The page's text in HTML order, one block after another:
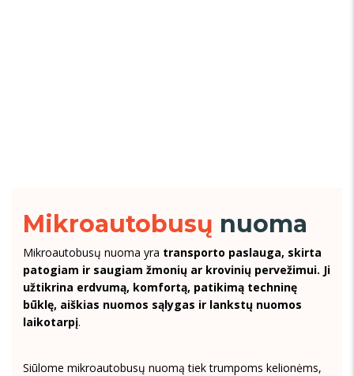
Mikroautobusų nuoma
Mikroautobusų nuoma yra transporto paslauga, skirta
patogiam ir saugiam žmonių ar krovinių pervežimui. Ji
užtikrina erdvumą, komfortą, patikimą techninę
būklę, aiškias nuomos sąlygas ir lankstų nuomos
laikotarpį.
Siūlome mikroautobusų nuomą tiek trumpoms kelionėms,